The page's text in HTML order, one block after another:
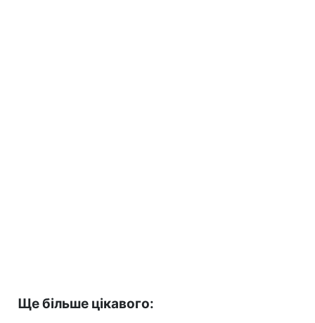
Ще більше цікавого: